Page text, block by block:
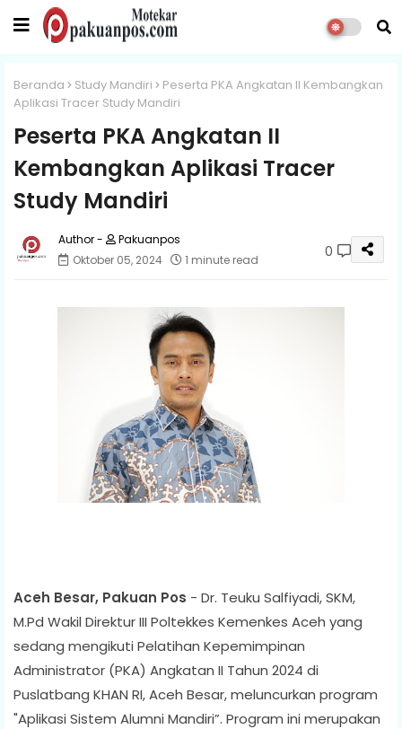
Beranda Study Mandiri
Peserta PKA Angkatan II Kembangkan
Aplikasi Tracer Study Mandiri
Peserta PKA Angkatan II
Kembangkan Aplikasi Tracer
Study Mandiri
Pakuanpos
Oktober 05, 2024
1 minute read 0
Aceh Besar, Pakuan Pos - Dr. Teuku Salfiyadi, SKM,
M.Pd Wakil Direktur III Poltekkes Kemenkes Aceh yang
sedang mengikuti Pelatihan Kepemimpinan
Administrator (PKA) Angkatan II Tahun 2024 di
Puslatbang KHAN RI, Aceh Besar, meluncurkan program
"Aplikasi Sistem Alumni Mandiri”. Program ini merupakan